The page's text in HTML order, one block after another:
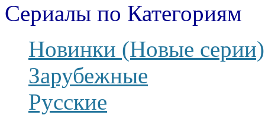
Сериалы по Категориям
Новинки (Новые серии)
Зарубежные
Русские